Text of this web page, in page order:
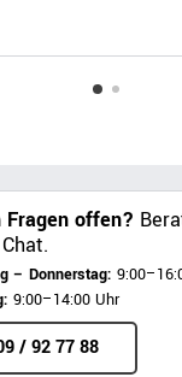
Fragen offen?
– Donnerstag:
9:00–14:00 Uhr
/ 92 77 88